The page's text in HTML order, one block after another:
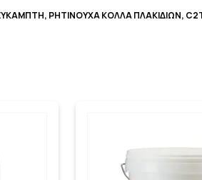
ΡΗΤΙΝΟΥΧΑ ΚΟΛΛΑ ΠΛΑΚΙΔΙΩΝ,